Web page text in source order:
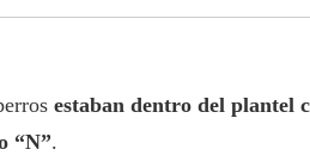
estaban dentro del plantel
“N”.